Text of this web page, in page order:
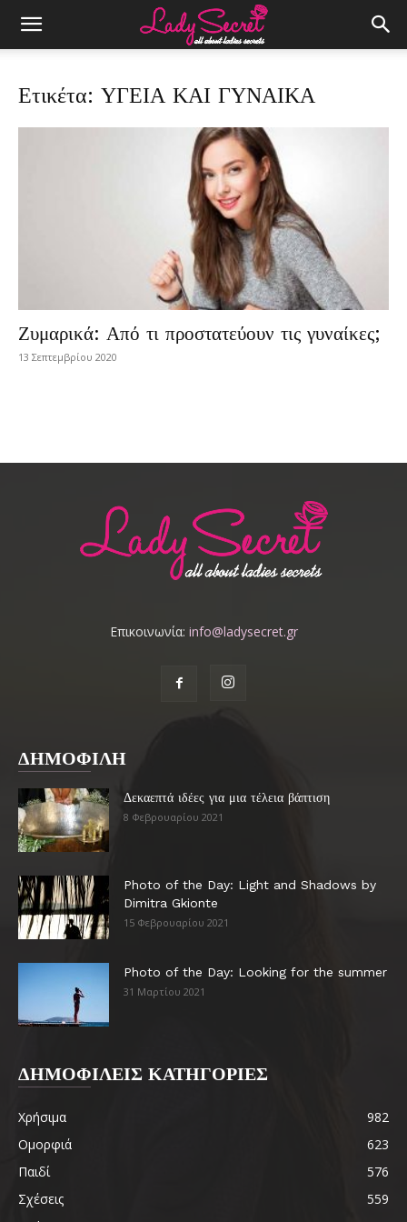
Ετικέτα: ΥΓΕΙΑ ΚΑΙ ΓΥΝΑΙΚΑ
Ζυμαρικά: Από τι προστατεύουν τις γυναίκες;
13 Σεπτεμβρίου 2020
Επικοινωνία: info@ladysecret.gr
ΔΗΜΟΦΙΛΗ
Δεκαεπτά ιδέες για μια τέλεια βάπτιση
8 Φεβρουαρίου 2021
Photo of the Day: Light and Shadows by
Dimitra Gkionte
15 Φεβρουαρίου 2021
Photo of the Day: Looking for the summer
31 Μαρτίου 2021
ΔΗΜΟΦΙΛΕΙΣ ΚΑΤΗΓΟΡΙΕΣ
Χρήσιμα
982
Ομορφιά
623
Παιδί
576
Σχέσεις
559